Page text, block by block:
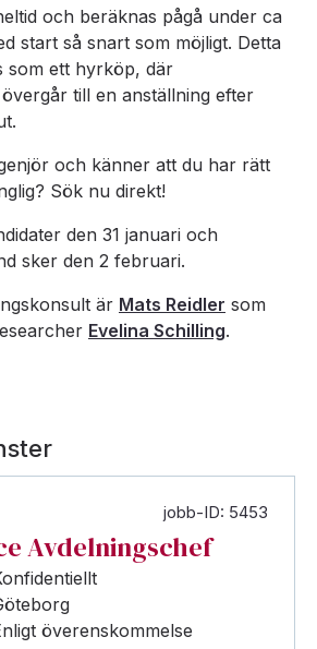
och beräknas pågå under ca
start så snart som möjligt. Detta
som ett hyrköp, där
till en anställning efter
och känner att du har rätt
Sök nu direkt!
den 31 januari och
sker den 2 februari.
är Mats Reidler som
Evelina Schilling.
jobb-ID: 5453
Avdelningschef
överenskommelse